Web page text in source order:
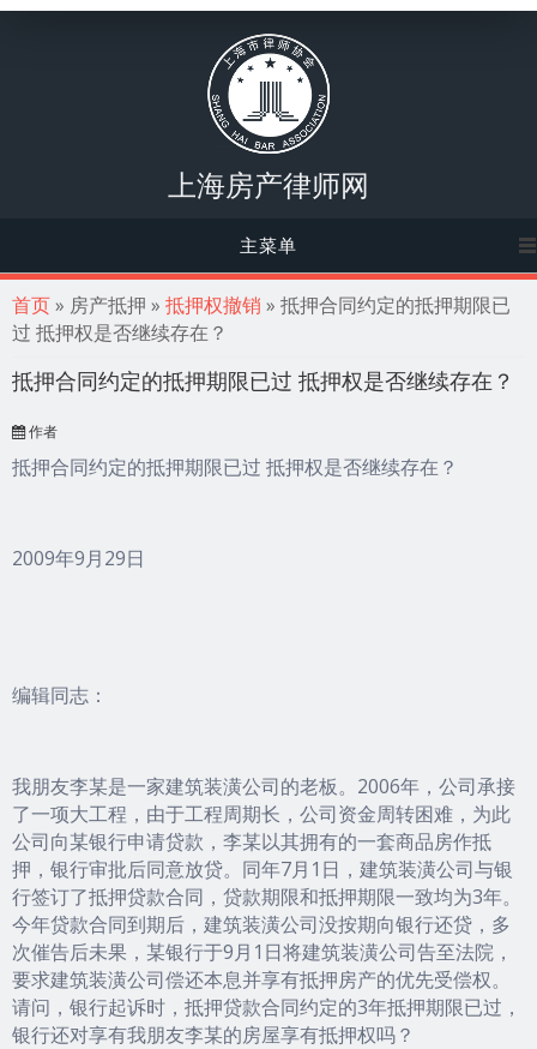
上海房产律师网
主菜单
你在这里
首页» 房产抵押 » 抵押权撤销 » 抵押合同约定的抵押期限已
过 抵押权是否继续存在？
抵押合同约定的抵押期限已过 抵押权是否继续存在？
作者
抵押合同约定的抵押期限已过 抵押权是否继续存在？
2009年9月29日
编辑同志：
我朋友李某是一家建筑装潢公司的老板。2006年，公司承接
了一项大工程，由于工程周期长，公司资金周转困难，为此
公司向某银行申请贷款，李某以其拥有的一套商品房作抵
押，银行审批后同意放贷。同年7月1日，建筑装潢公司与银
行签订了抵押贷款合同，贷款期限和抵押期限一致均为3年。
今年贷款合同到期后，建筑装潢公司没按期向银行还贷，多
次催告后未果，某银行于9月1日将建筑装潢公司告至法院，
要求建筑装潢公司偿还本息并享有抵押房产的优先受偿权。
请问，银行起诉时，抵押贷款合同约定的3年抵押期限已过，
银行还对享有我朋友李某的房屋享有抵押权吗？